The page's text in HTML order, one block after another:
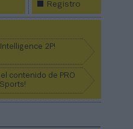
Registro
2P!
el contenido de PRO